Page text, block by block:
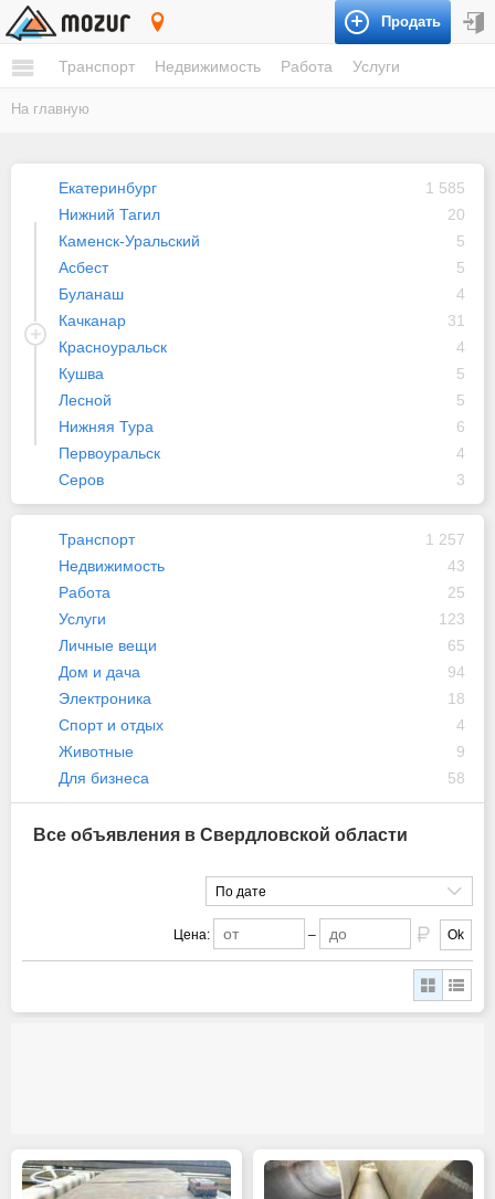
Продать
Транспорт Недвижимость Работа Услуги
На главную
Екатеринбург
1 585
Нижний Тагил
20
Каменск-Уральский
5
Асбест
5
Буланаш
4
Качканар
31
Красноуральск
4
Кушва
5
Лесной
5
Нижняя Тура
6
Первоуральск
4
Серов
3
Транспорт
1 257
Недвижимость
43
Работа
25
Услуги
123
Личные вещи
65
Дом и дача
94
Электроника
18
Спорт и отдых
4
Животные
9
Для бизнеса
58
Все объявления в Свердловской области
По дате
Цена: – Ok